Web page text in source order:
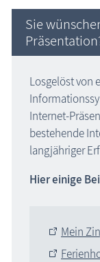
Sie
Losgelöst von
Internet-
bestehende
langjähriger
Hier einige
Mein